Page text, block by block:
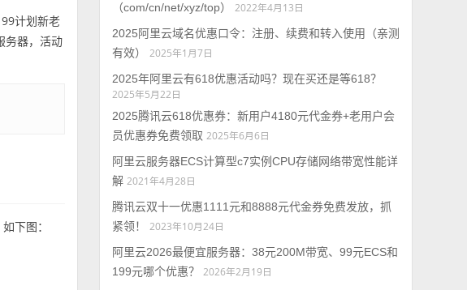
计划新老
务器，活动
下图：
（com/cn/net/xyz/top）
2022年4月13日
2025阿里云域名优惠口令：注册、续费和转入使用（亲测
有效）
2025年1月7日
2025年阿里云有618优惠活动吗？现在买还是等618？
2025年5月22日
2025腾讯云618优惠券：新用户4180元代金券+老用户会
员优惠券免费领取 2025年6月6日
阿里云服务器ECS计算型c7实例CPU存储网络带宽性能详
解 2021年4月28日
腾讯云双十一优惠1111元和8888元代金券免费发放，抓
紧领！
2023年10月24日
阿里云2026最便宜服务器：38元200M带宽、99元ECS和
199元哪个优惠？
2026年2月19日